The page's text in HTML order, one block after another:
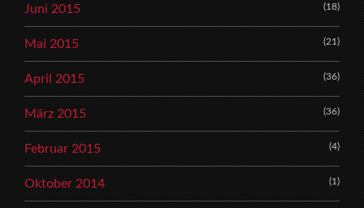
Juni 2015 (18)
Mai 2015 (21)
April 2015 (36)
März 2015 (36)
Februar 2015 (4)
Oktober 2014 (1)